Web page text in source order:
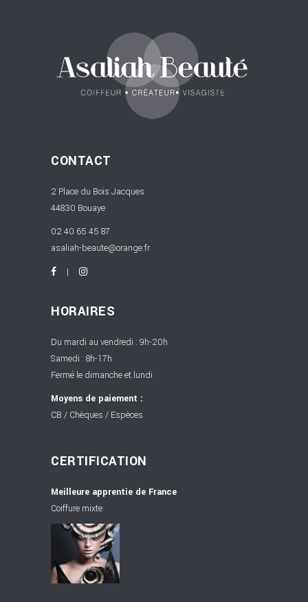
CONTACT
2 Place du Bois Jacques
44830 Bouaye
02 40 65 45 87
asaliah-beaute@orange.fr
HORAIRES
Du mardi au vendredi : 9h-20h
Samedi : 8h-17h
Fermé le dimanche et lundi
Moyens de paiement :
CB / Chèques / Espèces
CERTIFICATION
Meilleure apprentie de France
Coiffure mixte